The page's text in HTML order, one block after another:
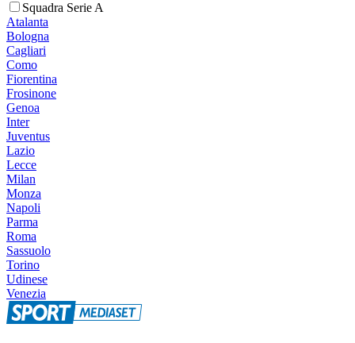
Squadra Serie A
Atalanta
Bologna
Cagliari
Como
Fiorentina
Frosinone
Genoa
Inter
Juventus
Lazio
Lecce
Milan
Monza
Napoli
Parma
Roma
Sassuolo
Torino
Udinese
Venezia